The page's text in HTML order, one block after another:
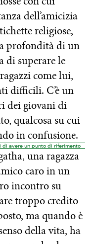
dell’amicizia
religiose,
profondità di un
di superare le
come lui,
difficili. C’è un
dei giovani di
qualcosa su cui
in confusione.
di avere un punto di riferimento
una ragazza
caro in un
incontro su
troppo credito
ma quando è
della vita, ha